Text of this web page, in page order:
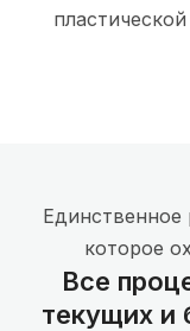
Единственное
которое
Все
текущих и